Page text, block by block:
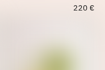
220 €